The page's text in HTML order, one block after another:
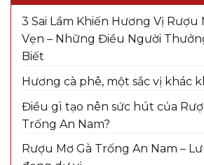
3 Sai Lầm Khiến Hương Vị Rượu
Vẹn – Những Điều Người
Biết
Hương cà phê, một sắc vị khác
Điều gì tạo nên sức hút của
Trống An Nam?
Rượu Mơ Gà Trống An Nam –